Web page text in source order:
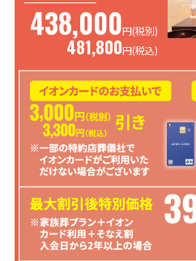
438,000円(税別)
481,800円(税込)